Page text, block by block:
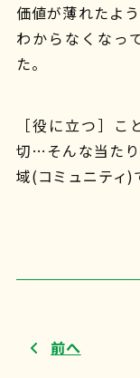
価値が薄れたよ
わからなくなっ
た。
［役に立つ］
切…そんな当た
域(コミュニティ)
前へ